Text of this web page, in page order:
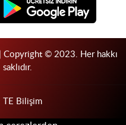
Copyright © 2023. Her hakkı
saklıdır.
TE Bilişim